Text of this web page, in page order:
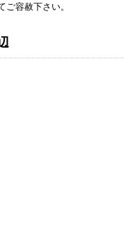
容赦下さい。